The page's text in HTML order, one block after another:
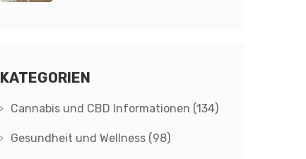
KATEGORIEN
Cannabis und CBD Informationen (134)
Gesundheit und Wellness (98)